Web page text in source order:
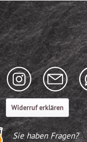
Widerruf erklären
Sie haben Fragen?